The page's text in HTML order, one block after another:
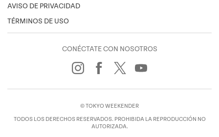
AVISO DE PRIVACIDAD
TÉRMINOS DE USO
CONÉCTATE CON NOSOTROS
© TOKYO WEEKENDER
TODOS LOS DERECHOS RESERVADOS. PROHIBIDA LA REPRODUCCIÓN NO
AUTORIZADA.